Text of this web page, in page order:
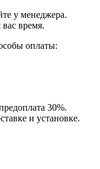
у менеджера.
вас время.
оплаты:
30%.
и установке.